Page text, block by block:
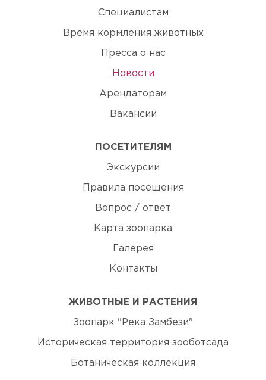
Специалистам
Время кормления животных
Пресса о нас
Новости
Арендаторам
Вакансии
ПОСЕТИТЕЛЯМ
Экскурсии
Правила посещения
Вопрос / ответ
Карта зоопарка
Галерея
Контакты
ЖИВОТНЫЕ И РАСТЕНИЯ
Зоопарк "Река Замбези"
Историческая территория зооботсада
Ботаническая коллекция